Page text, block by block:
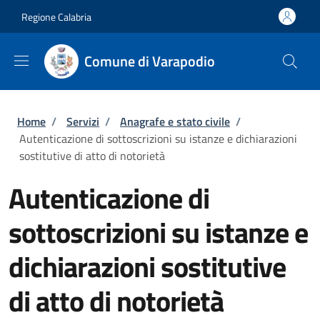
Regione Calabria
Comune di Varapodio
Briciole di pane
Home / Servizi / Anagrafe e stato civile /
Autenticazione di sottoscrizioni su istanze e dichiarazioni
sostitutive di atto di notorietà
Autenticazione di
sottoscrizioni su istanze e
dichiarazioni sostitutive
di atto di notorietà